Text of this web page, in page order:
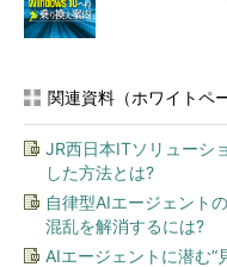
関連資料（ホワイトペ
JR西日本ITソリューシ
した方法とは?
自律型AIエージェント
混乱を解消するには?
AIエージェントに潜む“